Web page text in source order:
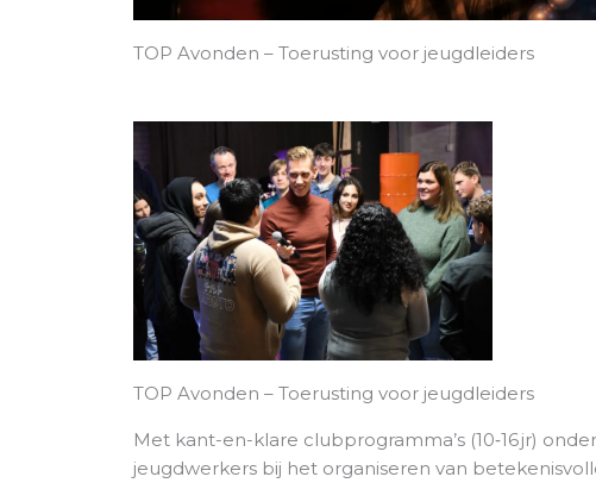
meer
Scroll snel verder voor
TOP Avonden – Toerusting voor jeugdleiders
TOP Avonden – Toerusting voor jeugdleiders
Met kant-en-klare clubprogramma’s (10‑16 jr)
jeugdwerkers bij het organiseren van